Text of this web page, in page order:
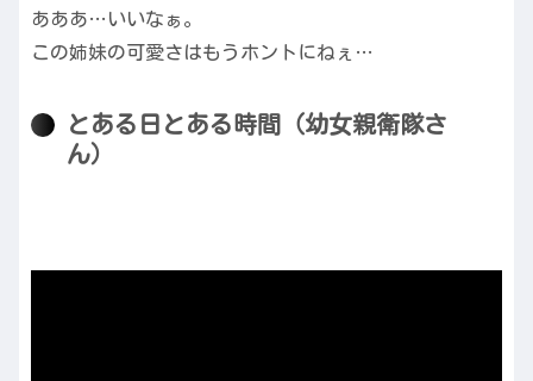
あああ…いいなぁ。
この姉妹の可愛さはもうホントにねぇ…
とある日とある時間（幼女親衛隊さ
ん）